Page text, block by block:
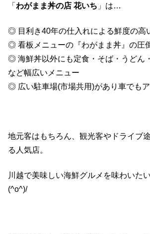
「 わがまま丼の店 花いち 」は…
◎ 目利き40年の仕入れによる鮮度の高
◎ 看板メニューの『わがまま丼』の圧
◎ 海鮮丼以外にも定食・そば・うどん
など幅広いメニュー
◎ 広い駐車場(市場共用)があり車でも
地元客はもちろん、観光客やドライブ
る人気店。
川越で美味しい海鮮グルメを味わいた
(^o^)/